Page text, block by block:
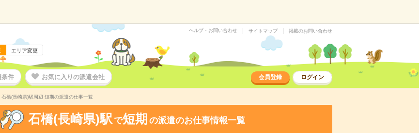
エリア変更
ヘルプ・お問い合わせ サイトマップ 掲載のお問い合わせ
件 お気に入りの派遣会社 会員登録 ログイン
石橋(長崎県)駅周辺 短期の派遣の仕事一覧
石橋(長崎県)駅 で短期 の派遣のお仕事情報一覧